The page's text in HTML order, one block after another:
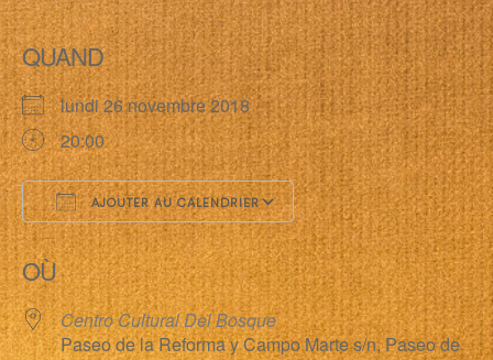
QUAND
lundi 26 novembre 2018
20:00
AJOUTER AU CALENDRIER
Télécharger ICS Calendrier Google
OÙ
Centro Cultural Del Bosque
Paseo de la Reforma y Campo Marte s/n, Paseo de